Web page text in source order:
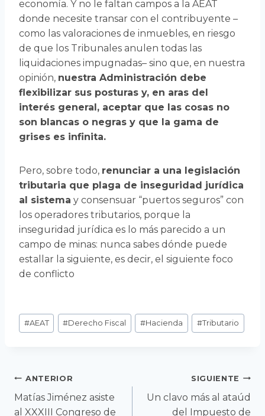
economía. Y no le faltan campos a la AEAT
donde necesite transar con el contribuyente –
como las valoraciones de inmuebles, en riesgo
de que los Tribunales anulen todas las
liquidaciones impugnadas– sino que, en nuestra
opinión, nuestra Administración debe
flexibilizar sus posturas y, en aras del
interés general, aceptar que las cosas no
son blancas o negras y que la gama de
grises es infinita.
Pero, sobre todo, renunciar a una legislación
tributaria que plaga de inseguridad jurídica
al sistema y consensuar “puertos seguros” con
los operadores tributarios, porque la
inseguridad jurídica es lo más parecido a un
campo de minas: nunca sabes dónde puede
estallar la siguiente, es decir, el siguiente foco
de conflicto
Etiquetas
de
#AEAT #Derecho Fiscal #Hacienda #Tributario
Navegación
ANTERIOR
Matías Jiménez asiste
al XXXIII Congreso de
SIGUIENTE
Un clavo más al ataúd
del Impuesto de